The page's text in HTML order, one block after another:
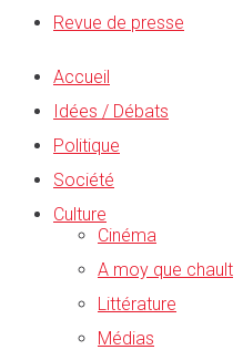
Revue de presse
Accueil
Idées / Débats
Politique
Société
Culture
Cinéma
A moy que chault
Littérature
Médias